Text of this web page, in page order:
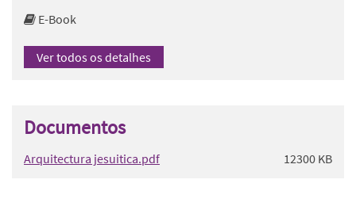
E-Book
Ver todos os detalhes
Documentos
Arquitectura jesuitica.pdf 12300 KB